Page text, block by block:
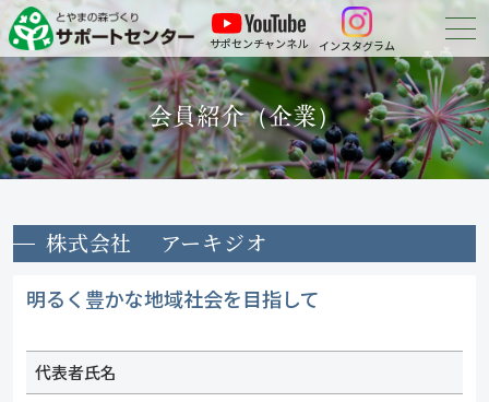
サポセンチャンネル インスタグラム
森づくりについて
森づくりに参加する
申請・報告等のダウンロード
お問い合わせ
会員紹介（企業）
株式会社 アーキジオ
明るく豊かな地域社会を目指して
代表者氏名